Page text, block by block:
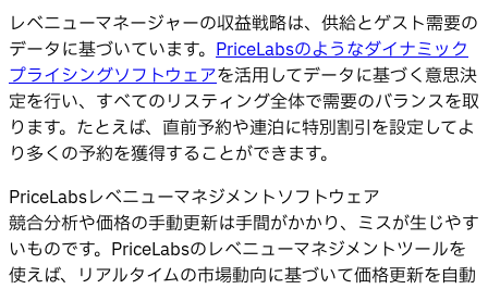
レベニューマネージャーの収益戦略は、供給とゲスト需要の
データに基づいています。 PriceLabsのようなダイナミック
プライシングソフトウェアを活用してデータに基づく意思決
定を行い、すべてのリスティング全体で需要のバランスを取
ります。たとえば、直前予約や連泊に特別割引を設定してよ
り多くの予約を獲得することができます。
PriceLabsレベニューマネジメントソフトウェア
競合分析や価格の手動更新は手間がかかり、ミスが生じやす
いものです。PriceLabsのレベニューマネジメントツールを
使えば、リアルタイムの市場動向に基づいて価格更新を自動